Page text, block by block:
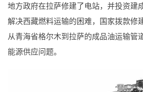
地方政府在拉萨修建了电站，并投资建
解决西藏燃料运输的困难，国家拨款修
从青海省格尔木到拉萨的成品油运输管
能源供应问题。